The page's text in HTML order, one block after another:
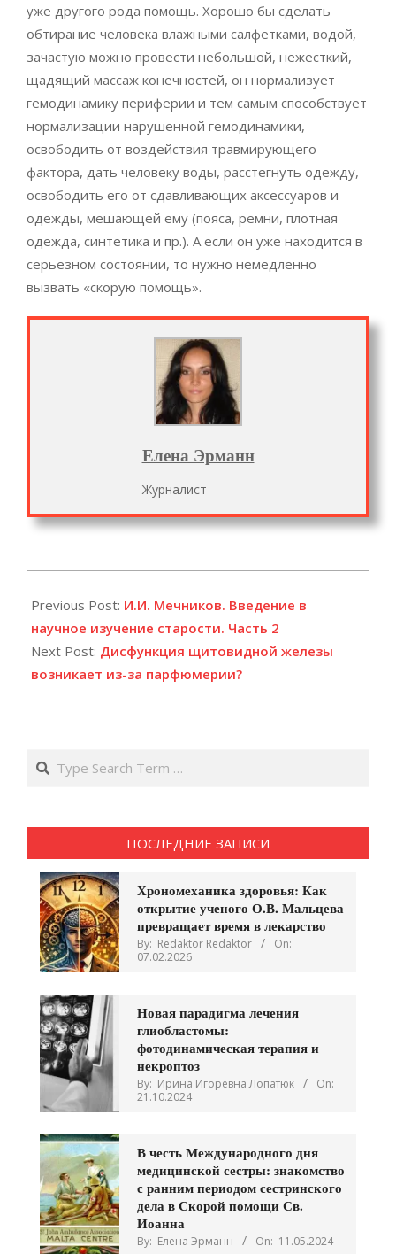
уже другого рода помощь. Хорошо бы сделать
обтирание человека влажными салфетками, водой,
зачастую можно провести небольшой, нежесткий,
щадящий массаж конечностей, он нормализует
гемодинамику периферии и тем самым способствует
нормализации нарушенной гемодинамики,
освободить от воздействия травмирующего
фактора, дать человеку воды, расстегнуть одежду,
освободить его от сдавливающих аксессуаров и
одежды, мешающей ему (пояса, ремни, плотная
одежда, синтетика и пр.). А если он уже находится в
серьезном состоянии, то нужно немедленно
вызвать «скорую помощь».
Елена Эрманн
Журналист
07-
10
Previous Post: И.И. Мечников. Введение в
научное изучение старости. Часть 2
Next Post: Дисфункция щитовидной железы
возникает из-за парфюмерии?
Search
ПОСЛЕДНИЕ ЗАПИСИ
Хрономеханика здоровья: Как
открытие ученого О.В. Мальцева
превращает время в лекарство
By: Redaktor Redaktor
On:
07.02.2026
Новая парадигма лечения
глиобластомы:
фотодинамическая терапия и
некроптоз
By: Ирина Игоревна Лопатюк
On:
21.10.2024
В честь Международного дня
медицинской сестры: знакомство
с ранним периодом сестринского
дела в Скорой помощи Св.
Иоанна
By: Елена Эрманн On: 11.05.2024